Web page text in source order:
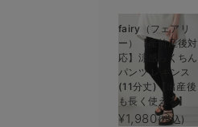
fairy（フェアリ
ー）【産前産後対
応】涼感らくちん
パンツ レギンス
(11分丈)【出産後
も長く使える】
¥1,980(税込)